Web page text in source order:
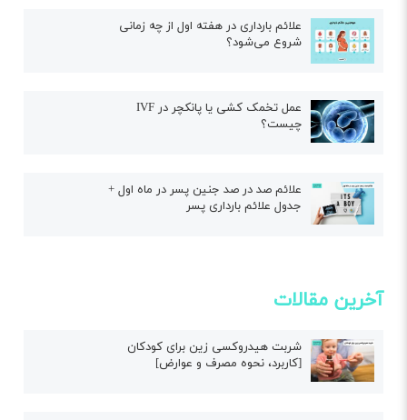
علائم بارداری در هفته اول از چه زمانی
شروع می‌شود؟
عمل تخمک کشی یا پانکچر در IVF
چیست؟
علائم صد در صد جنین پسر در ماه اول +
جدول علائم بارداری پسر
آخرین مقالات
شربت هیدروکسی زین برای کودکان
[کاربرد، نحوه مصرف و عوارض]